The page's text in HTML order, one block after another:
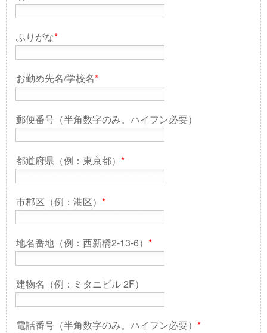
ふりがな*
お勤め先名/学校名*
郵便番号（半角数字のみ。ハイフン必要）
都道府県（例：東京都） *
市郡区（例：港区） *
地名番地（例：西新橋2-13-6） *
建物名（例：ミタニビル 2F）
電話番号（半角数字のみ。ハイフン必要） *